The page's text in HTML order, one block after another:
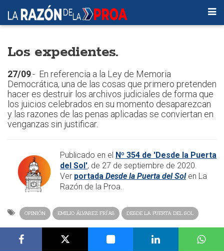
Los expedientes.
27/09.- En referencia a la Ley de Memoria
Democrática, una de las cosas que primero pretenden
hacer es destruir los archivos judiciales de forma que
los juicios celebrados en su momento desaparezcan
y las razones de las penas aplicadas se conviertan en
venganzas sin justificar.
​Publicado en el Nº 354 de 'Desde la Puerta
del Sol', de 27 de septiembre de 2020.
Ver portada Desde la Puerta del Solen La
Razón de la Proa.
OPINIÓN EMILIO ÁLVAREZ FRÍAS DESDE LA PUERTA DEL SOL